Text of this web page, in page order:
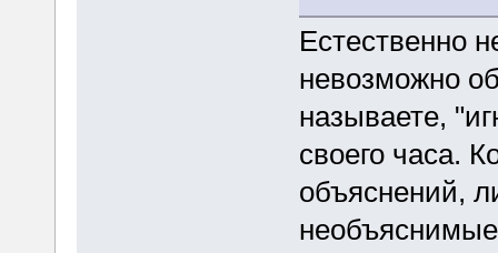
Естественно
невозможно
называете,
своего часа.
объяснений,